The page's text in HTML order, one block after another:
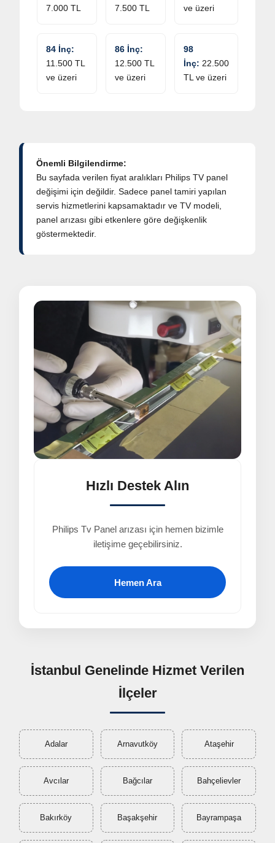
7.000 TL
7.500 TL
ve üzeri
84 İnç:
11.500 TL
ve üzeri
86 İnç:
12.500 TL
ve üzeri
98
İnç: 22.500
TL ve üzeri
Önemli Bilgilendirme:
Bu sayfada verilen fiyat aralıkları Philips TV panel
değişimi için değildir. Sadece panel tamiri yapılan
servis hizmetlerini kapsamaktadır ve TV modeli,
panel arızası gibi etkenlere göre değişkenlik
göstermektedir.
Hızlı Destek Alın
Philips Tv Panel arızası için hemen bizimle
iletişime geçebilirsiniz.
Hemen Ara
İstanbul Genelinde Hizmet Verilen
İlçeler
Adalar Arnavutköy Ataşehir
Avcılar Bağcılar Bahçelievler
Bakırköy Başakşehir Bayrampaşa